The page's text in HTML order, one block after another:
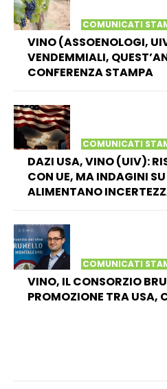
COMUNICATI
VINO (ASSOENOLOGI,
VENDEMMIALI,
CONFERENZA STAMPA
COMUNICATI
DAZI USA, VINO (UIV):
CON UE, MA INDAGINI
ALIMENTANO
COMUNICATI
VINO, IL CONSORZIO
PROMOZIONE TRA USA,